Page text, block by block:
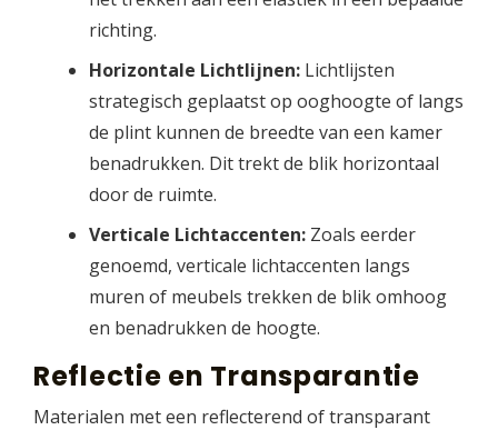
richting.
Horizontale Lichtlijnen:Lichtlijsten
strategisch geplaatst op ooghoogte of langs
de plint kunnen de breedte van een kamer
benadrukken. Dit trekt de blik horizontaal
door de ruimte.
Verticale Lichtaccenten:Zoals eerder
genoemd, verticale lichtaccenten langs
muren of meubels trekken de blik omhoog
en benadrukken de hoogte.
Reflectie en Transparantie
Materialen met een reflecterend of transparant